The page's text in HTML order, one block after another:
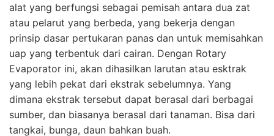
alat yang berfungsi sebagai pemisah antara dua zat
atau pelarut yang berbeda, yang bekerja dengan
prinsip dasar pertukaran panas dan untuk memisahkan
uap yang terbentuk dari cairan. Dengan Rotary
Evaporator ini, akan dihasilkan larutan atau esktrak
yang lebih pekat dari ekstrak sebelumnya. Yang
dimana ekstrak tersebut dapat berasal dari berbagai
sumber, dan biasanya berasal dari tanaman. Bisa dari
tangkai, bunga, daun bahkan buah.